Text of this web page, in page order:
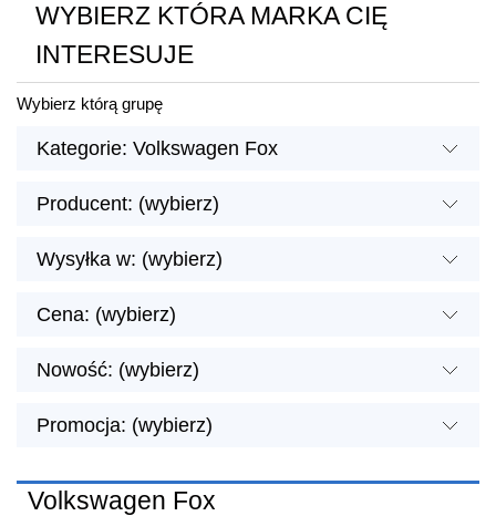
WYBIERZ KTÓRA MARKA CIĘ
INTERESUJE
Wybierz którą grupę
Kategorie: Volkswagen Fox
Producent: (wybierz)
Wysyłka w: (wybierz)
Cena: (wybierz)
Nowość: (wybierz)
Promocja: (wybierz)
Volkswagen Fox